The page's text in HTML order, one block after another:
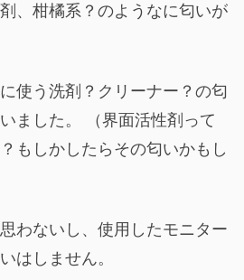
、柑橘系？のようなに匂いが
使う洗剤？クリーナー？の匂
ました。 （界面活性剤って
もしかしたらその匂いかもし
わないし、使用したモニター
はしません。